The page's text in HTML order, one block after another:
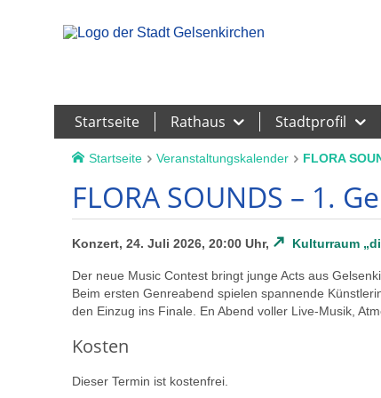
Startseite Rathaus Stadtprofil
Startseite Veranstaltungskalender FLORA
FLORA SOUNDS – 1.
Konzert, 24. Juli 2026, 20:00 Uhr, Kulturraum
Der neue Music Contest bringt junge Acts aus
Beim ersten Genreabend spielen spannende
den Einzug ins Finale. En Abend voller Live-Musik,
Kosten
Dieser Termin ist kostenfrei.